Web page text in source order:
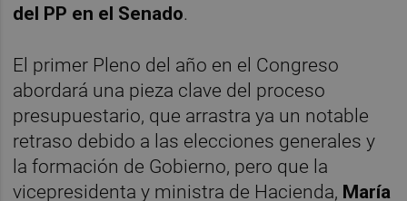
del PP en el Senado.
El primer Pleno del año en el Congreso
abordará una pieza clave del proceso
presupuestario, que arrastra ya un notable
retraso debido a las elecciones generales y
la formación de Gobierno, pero que la
vicepresidenta y ministra de Hacienda, María